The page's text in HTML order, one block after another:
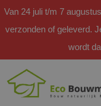
Van 24 juli t/m 7
verzonden of geleverd.
wordt